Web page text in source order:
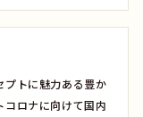
プトに魅力ある豊か
コロナに向けて国内